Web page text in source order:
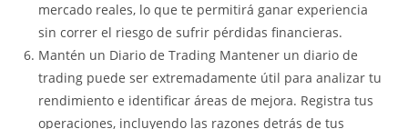
mercado reales, lo que te permitirá ganar experiencia
sin correr el riesgo de sufrir pérdidas financieras.
Mantén un Diario de Trading Mantener un diario de
trading puede ser extremadamente útil para analizar tu
rendimiento e identificar áreas de mejora. Registra tus
operaciones, incluyendo las razones detrás de tus